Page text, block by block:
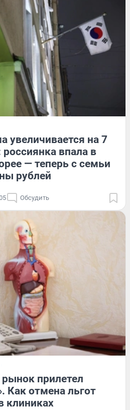
увеличивается на 7
впала в
— теперь с семьи
рублей
Обсудить
прилетел
Как отмена льгот
клиниках